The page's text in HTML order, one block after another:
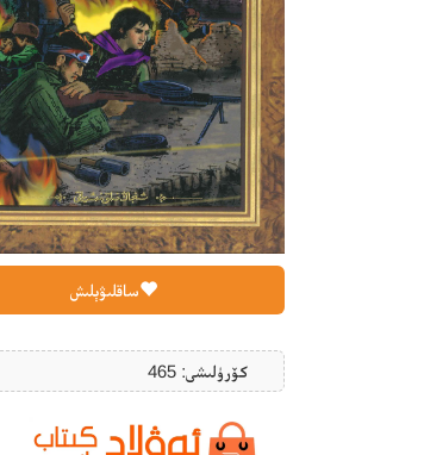
ساقلىۋېلىش
كۆرۈلىشى: 465